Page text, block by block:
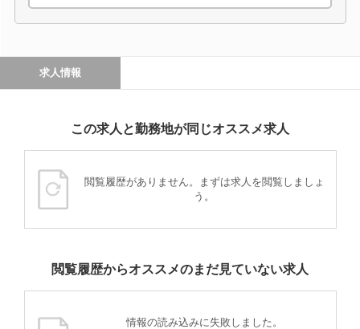
求人情報
この求人と勤務地が同じオススメ求人
閲覧履歴がありません。まずは求人を閲覧しましょ
う。
閲覧履歴からオススメのまだ見ていない求人
情報の読み込みに失敗しました。